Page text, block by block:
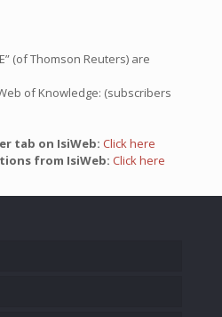
(of Thomson Reuters) are
of Knowledge: (subscribers
tab on IsiWeb: Click here
from IsiWeb: Click here